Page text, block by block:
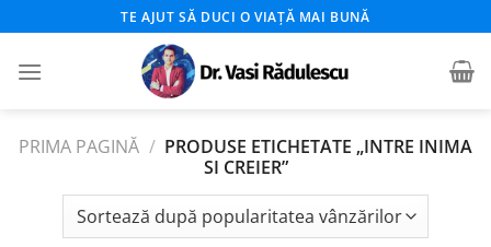
to
content
TE AJUT SĂ DUCI O VIAȚĂ MAI BUNĂ
PRIMA PAGINĂ / PRODUSE ETICHETATE „INTRE INIMA
SI CREIER”